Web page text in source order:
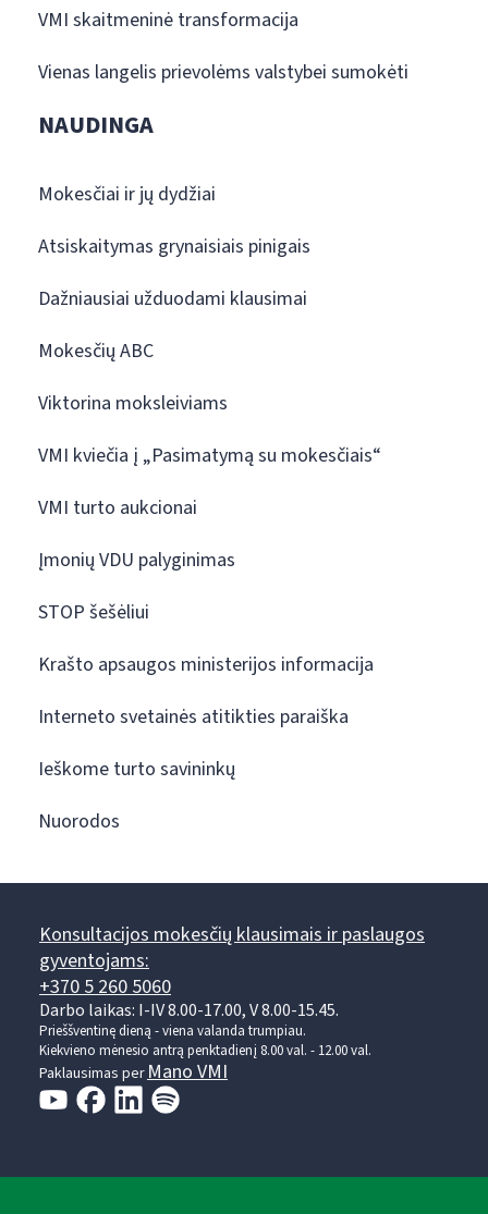
VMI skaitmeninė transformacija
Vienas langelis prievolėms valstybei sumokėti
NAUDINGA
Mokesčiai ir jų dydžiai
Atsiskaitymas grynaisiais pinigais
Dažniausiai užduodami klausimai
Mokesčių ABC
Viktorina moksleiviams
VMI kviečia į „Pasimatymą su mokesčiais“
VMI turto aukcionai
Įmonių VDU palyginimas
STOP šešėliui
Krašto apsaugos ministerijos informacija
Interneto svetainės atitikties paraiška
Ieškome turto savininkų
Nuorodos
Konsultacijos mokesčių klausimais ir paslaugos
gyventojams:
+370 5 260 5060
Darbo laikas: I-IV 8.00-17.00, V 8.00-15.45.
Prieššventinę dieną - viena valanda trumpiau.
Kiekvieno mėnesio antrą penktadienį 8.00 val. - 12.00 val.
Paklausimas perMano VMI